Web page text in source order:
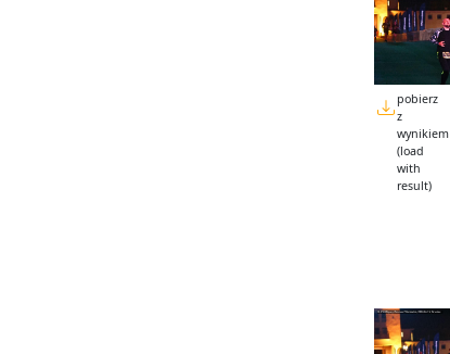
pobierz
z
wynikiem
(load
with
result)